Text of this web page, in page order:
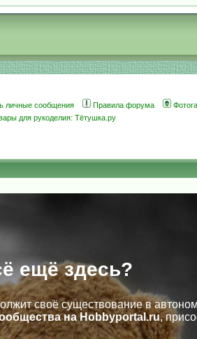
личные сообщения Правила форума
для рукоделия: Тётушка.ру
ещё здесь?
своё существование в
на Hobbyportal.ru,